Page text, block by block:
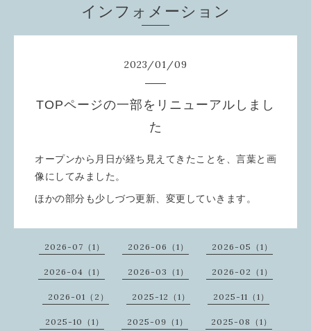
インフォメーション
2023/01/09
TOPページの一部をリニューアルしまし
た
オープンから月日が経ち見えてきたことを、言葉と画
像にしてみました。
ほかの部分も少しづつ更新、変更していきます。
2026-07（1） 2026-06（1） 2026-05（1）
2026-04（1） 2026-03（1） 2026-02（1）
2026-01（2） 2025-12（1） 2025-11（1）
2025-10（1） 2025-09（1） 2025-08（1）